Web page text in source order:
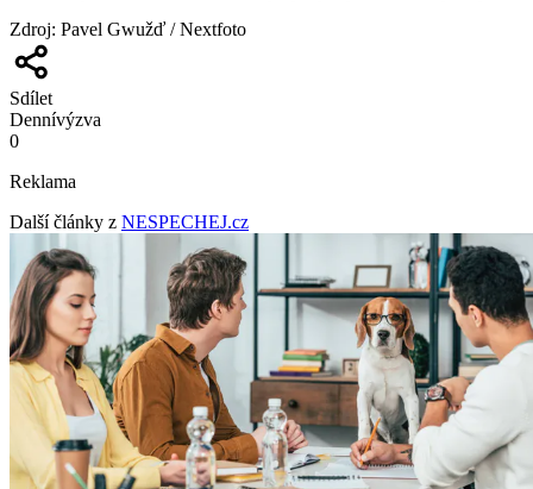
Zdroj: Pavel Gwužď / Nextfoto
Sdílet
Dennívýzva
0
Reklama
Další články z NESPECHEJ.cz